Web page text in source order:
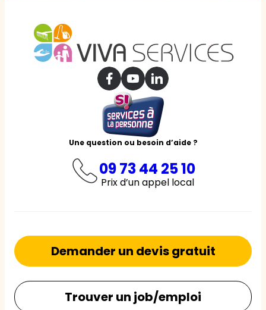
Une question ou besoin d’aide ?
09 73 44 25 10
Prix d’un appel local
Demander un devis gratuit
Trouver un job/emploi